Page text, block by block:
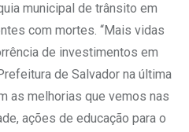
municipal de trânsito em
com mortes. “Mais vidas
de investimentos em
de Salvador na última
as melhorias que vemos nas
ações de educação para o